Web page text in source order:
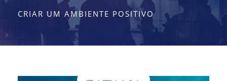
CRIAR UM AMBIENTE POSITIVO